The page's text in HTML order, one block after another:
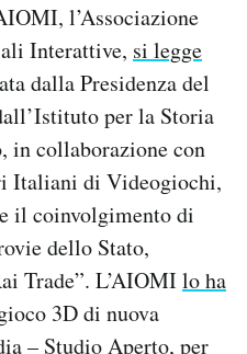
l’Associazione
Interattive, si legge
dalla Presidenza del
per la Storia
in collaborazione con
Italiani di Videogiochi,
il coinvolgimento di
dello Stato,
Trade”. L’AIOMIlo ha
3D di nuova
– Studio Aperto, per